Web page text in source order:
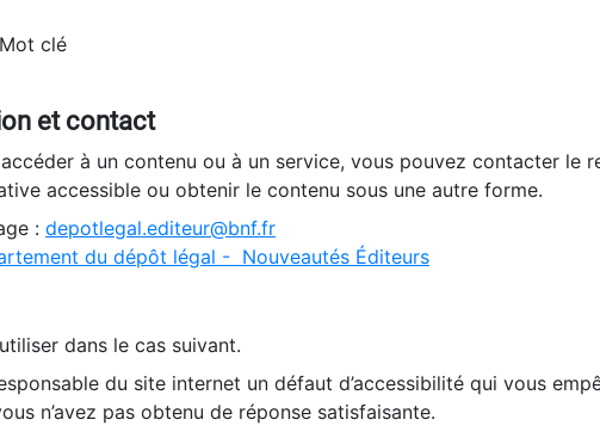
clé
et contact
accéder à un contenu ou à un service, vous pouvez contacter le
accessible ou obtenir le contenu sous une autre forme.
: depotlegal.editeur@bnf.fr
du dépôt légal - Nouveautés Éditeurs
dans le cas suivant.
du site internet un défaut d’accessibilité qui vous
n’avez pas obtenu de réponse satisfaisante.